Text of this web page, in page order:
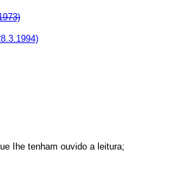
Ihe tenham ouvido a leitura;